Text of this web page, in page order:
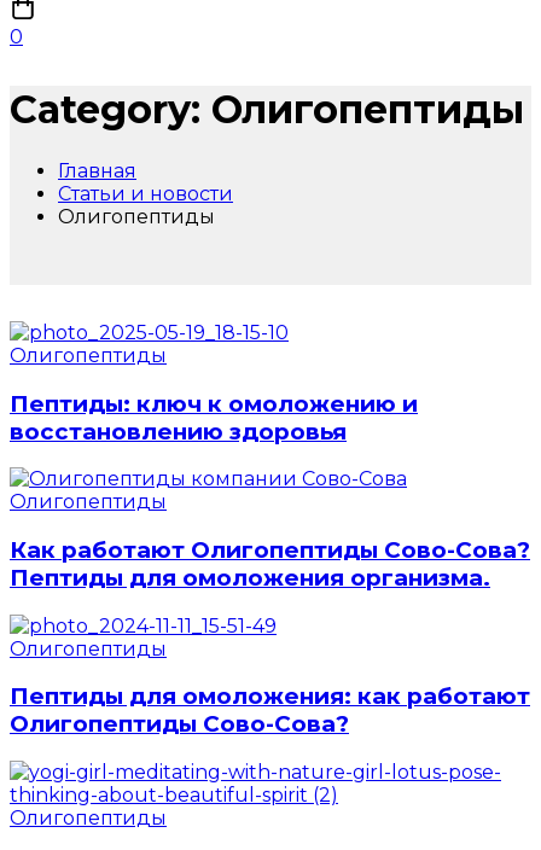
0
Category: Олигопептиды
Главная
Статьи и новости
Олигопептиды
Олигопептиды
Пептиды: ключ к омоложению и
восстановлению здоровья
Олигопептиды
Как работают Олигопептиды Сово-Сова?
Пептиды для омоложения организма.
Олигопептиды
Пептиды для омоложения: как работают
Олигопептиды Сово-Сова?
Олигопептиды